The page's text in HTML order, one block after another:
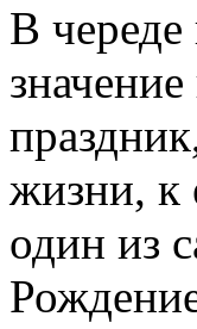
В
жизни, к
один из